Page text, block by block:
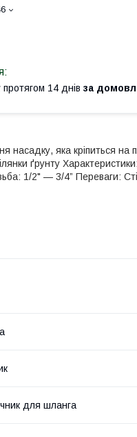
14 днів за
насадку, яка кріпиться на
ґрунту
1/2" — 3/4” Переваги:
для шланга